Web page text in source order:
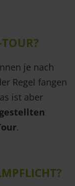
je nach
Regel fangen
ist aber
.